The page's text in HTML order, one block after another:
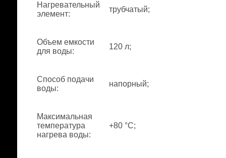
Нагревательный
элемент:
трубчатый;
Объем емкости
для воды:
120 л;
Способ подачи
воды:
напорный;
Максимальная
температура
нагрева воды:
+80 °С;